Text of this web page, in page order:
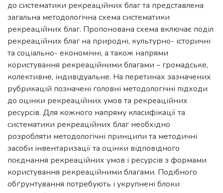
до систематики рекреаційних благ та представлена
загальна методологічна схема систематики
рекреаційних благ. Пропонована схема включає поділ
рекреаційних благ на природні, культурно- історичні
та соціально- економічні, а також напрями
користування рекреаційними благами – громадське,
колективне, індивідуальне. На перетинах зазначених
рубрикацій позначені головні методологічні підходи
до оцінки рекреаційних умов та рекреаційних
ресурсів. Для кожного напряму класифікації та
систематики рекреаційних благ необхідно
розробляти методологічні принципи та методичні
засоби інвентаризації та оцінки відповідного
поєднання рекреаційних умов і ресурсів з формами
користування рекреаційними благами. Подібного
обґрунтування потребують і укрупнені блоки